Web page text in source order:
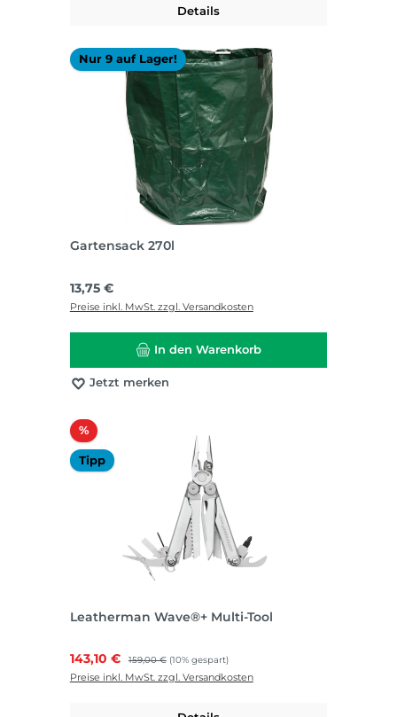
Details
Nur 9 auf Lager!
Gartensack 270l
Regulärer Preis:
13,75 €
Preise inkl. MwSt. zzgl. Versandkosten
In den Warenkorb
Jetzt merken
%Rabatt
Tipp
Leatherman Wave®+ Multi-Tool
Verkaufspreis:
143,10 € Regulärer Preis:
159,00 € (10% gespart)
Preise inkl. MwSt. zzgl. Versandkosten